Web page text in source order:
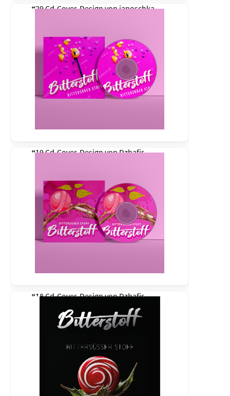
#29 Cd-Cover-Design vonjanoschka
#19 Cd-Cover-Design vonDzhafir
#18 Cd-Cover-Design vonDzhafir